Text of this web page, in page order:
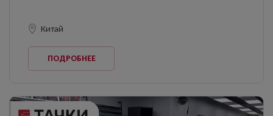
Китай
ПОДРОБНЕЕ